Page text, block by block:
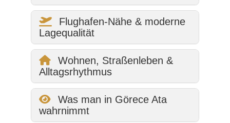
Flughafen-Nähe & moderne
Lagequalität
Wohnen, Straßenleben &
Alltagsrhythmus
Was man in Görece Ata
wahrnimmt